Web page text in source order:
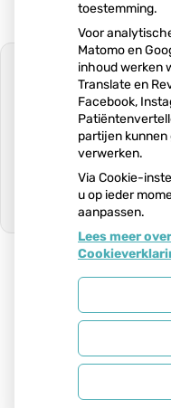
U heeft
voorexterne
Cookie-
Uw
toestemming.
Voor
Matomo en
inhoud werken
Translate en
Facebook,
partijen
verwerken.
Via Cookie-
u op ieder
aanpassen.
Lees meer